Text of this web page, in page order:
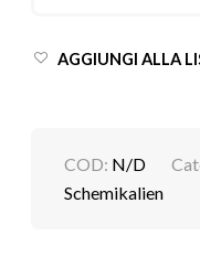
AGGIUNGI ALLA
COD: N/D
Schemikalien